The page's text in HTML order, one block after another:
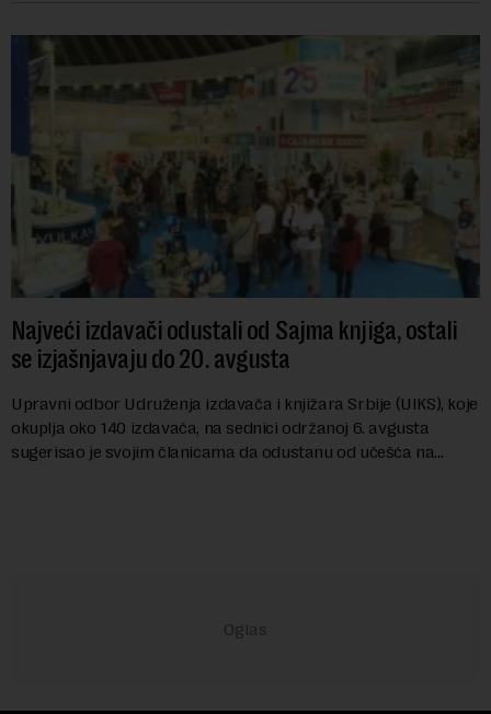
Najveći izdavači odustali od Sajma knjiga, ostali
se izjašnjavaju do 20. avgusta
Upravni odbor Udruženja izdavača i knjižara Srbije (UIKS), koje
okuplja oko 140 izdavača, na sednici održanoj 6. avgusta
sugerisao je svojim članicama da odustanu od učešća na